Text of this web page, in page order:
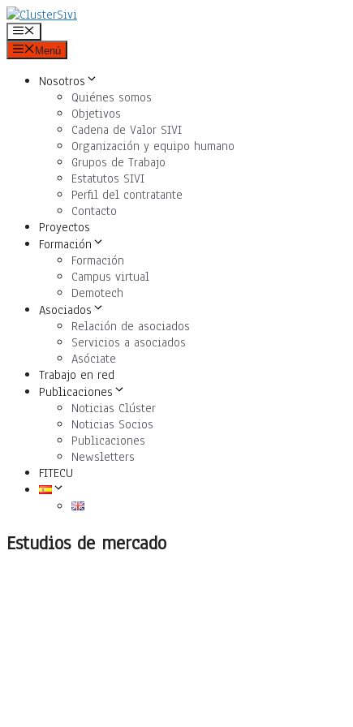
Saltar
al
contenido
Menú
Menú
Nosotros
Quiénes somos
Objetivos
Cadena de Valor SIVI
Organización y equipo humano
Grupos de Trabajo
Estatutos SIVI
Perfil del contratante
Contacto
Proyectos
Formación
Formación
Campus virtual
Demotech
Asociados
Relación de asociados
Servicios a asociados
Asóciate
Trabajo en red
Publicaciones
Noticias Clúster
Noticias Socios
Publicaciones
Newsletters
FITECU
Estudios de mercado